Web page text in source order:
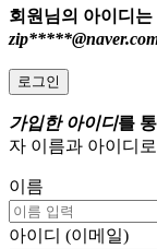
회원님의 아이디는
로그인
가입한 아이디를
자 이름과 아이디
이름
아이디 (이메일)